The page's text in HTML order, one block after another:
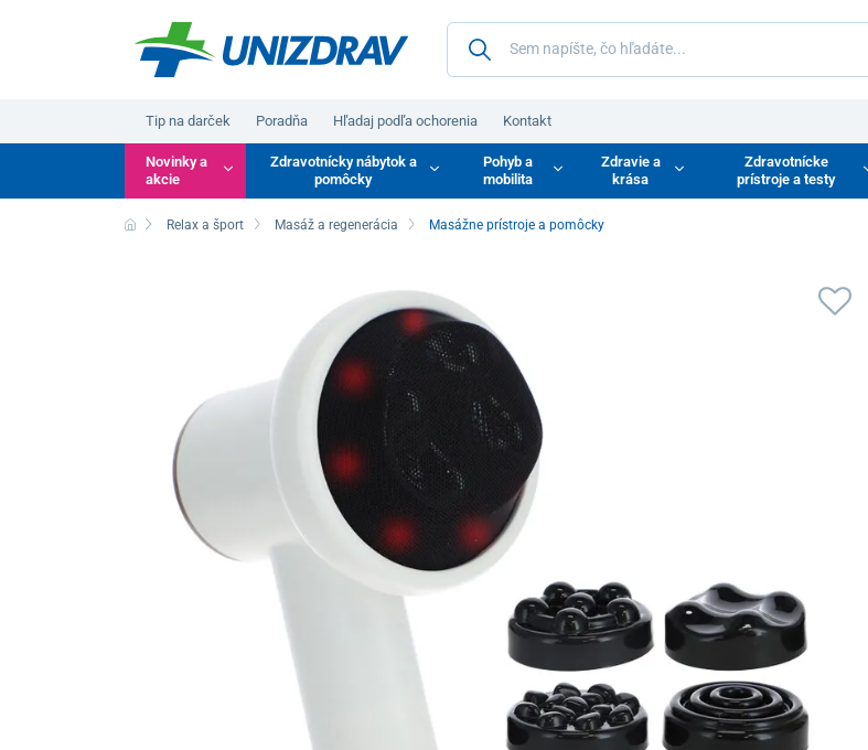
Tip na darček Poradňa Hľadaj podľa ochorenia Kontakt
Novinky a
akcie
Zdravotnícky nábytok a
pomôcky
Pohyb a
mobilita
Zdravie a
krása
Zdravotnícke
prístroje a testy
Relax a šport Masáž a regenerácia Masážne prístroje a pomôcky